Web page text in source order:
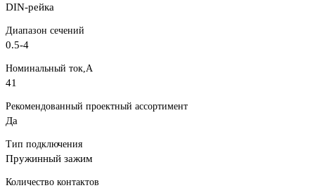
DIN-рейка
Диапазон сечений
0.5-4
Номинальный ток,А
41
Рекомендованный проектный ассортимент
Да
Тип подключения
Пружинный зажим
Количество контактов